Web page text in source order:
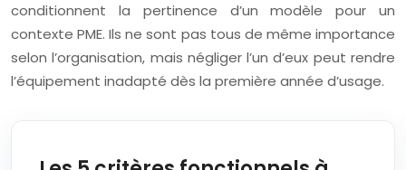
conditionnent la pertinence d’un modèle pour un
contexte PME. Ils ne sont pas tous de même importance
selon l’organisation, mais négliger l’un d’eux peut rendre
l’équipement inadapté dès la première année d’usage.